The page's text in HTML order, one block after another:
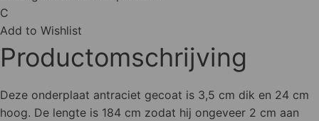
aantal
C
Add to Wishlist
Productomschrijving
Deze onderplaat antraciet gecoat is 3,5 cm dik en 24 cm
hoog. De lengte is 184 cm zodat hij ongeveer 2 cm aan